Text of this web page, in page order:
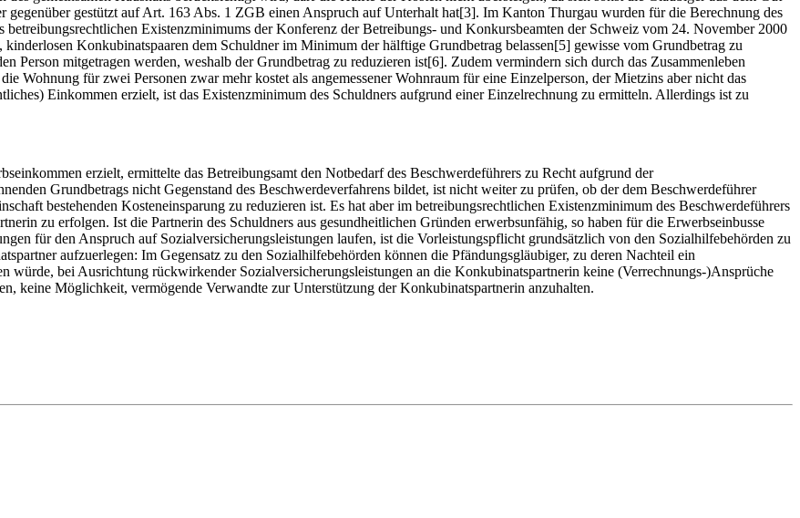
gegenüber gestützt auf Art. 163 Abs. 1 ZGB einen Anspruch auf Unterhalt hat[3]. Im Kanton Thurgau wurden für die Berechnung des
Existenzminimums der Konferenz der Betreibungs- und Konkursbeamten der Schweiz vom 24. November 2000
Konkubinatspaaren dem Schuldner im Minimum der hälftige Grundbetrag belassen[5] gewisse vom Grundbetrag zu
Person mitgetragen werden, weshalb der Grundbetrag zu reduzieren ist[6]. Zudem vermindern sich durch das Zusammenleben
Wohnung für zwei Personen zwar mehr kostet als angemessener Wohnraum für eine Einzelperson, der Mietzins aber nicht das
Einkommen erzielt, ist das Existenzminimum des Schuldners aufgrund einer Einzelrechnung zu ermitteln. Allerdings ist zu
erzielt, ermittelte das Betreibungsamt den Notbedarf des Beschwerdeführers zu Recht aufgrund der
Grundbetrags nicht Gegenstand des Beschwerdeverfahrens bildet, ist nicht weiter zu prüfen, ob der dem Beschwerdeführer
bestehenden Kosteneinsparung zu reduzieren ist. Es hat aber im betreibungsrechtlichen Existenzminimum des Beschwerdeführers
zu erfolgen. Ist die Partnerin des Schuldners aus gesundheitlichen Gründen erwerbsunfähig, so haben für die Erwerbseinbusse
für den Anspruch auf Sozialversicherungsleistungen laufen, ist die Vorleistungspflicht grundsätzlich von den Sozialhilfebehörden zu
aufzuerlegen: Im Gegensatz zu den Sozialhilfebehörden können die Pfändungsgläubiger, zu deren Nachteil ein
würde, bei Ausrichtung rückwirkender Sozialversicherungsleistungen an die Konkubinatspartnerin keine (Verrechnungs-)Ansprüche
keine Möglichkeit, vermögende Verwandte zur Unterstützung der Konkubinatspartnerin anzuhalten.